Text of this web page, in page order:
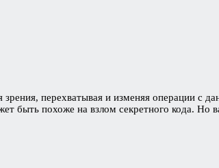
перехватывая и изменяя операции с
быть похоже на взлом секретного кода. Но